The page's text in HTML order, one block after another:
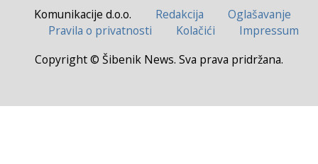
Komunikacije d.o.o. Redakcija
Oglašavanje
Pravila o privatnosti
Kolačići
Impressum
Copyright © Šibenik News. Sva prava pridržana.